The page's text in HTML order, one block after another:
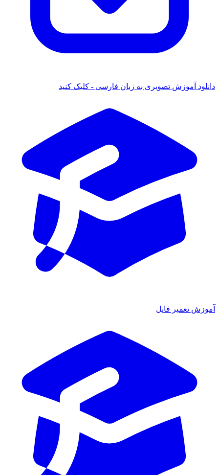
آموزش تصویری به زبان فارسی - کلیک کنید
تعمیر فایل